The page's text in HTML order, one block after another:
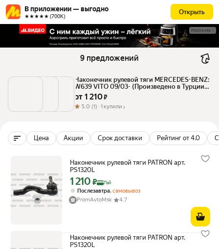
В приложении — выгодно
★★★★★ (700К)
Открыть
РЕКЛАМА
9 предложений
Наконечник рулевой тяги MERCEDES-BENZ:
W639 VITO 09/03- (Произведено в Турции)
PATRON PS1320L | цена за 1 шт
от 1 210 ₽
5.0 (1) · 1 купили
Цена Акции Срок доставки Рейтинг от 4.0
Наконечник рулевой тяги PATRON арт.
PS1320L
Цена с картой Яндекс Пэй 1210 ₽ вместо
1 210 ₽ Пэй
Послезавтра, самовывоз
PromAvtoMsk
4.7
Наконечник рулевой тяги PATRON арт.
PS1320L